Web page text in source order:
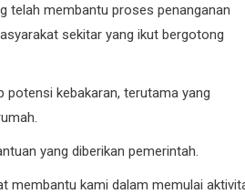
telah membantu proses penanganan
sekitar yang ikut bergotong
potensi kebakaran, terutama yang
yang diberikan pemerintah.
membantu kami dalam memulai